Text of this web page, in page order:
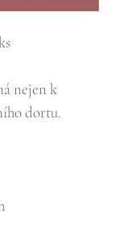
nejen k
dortu.